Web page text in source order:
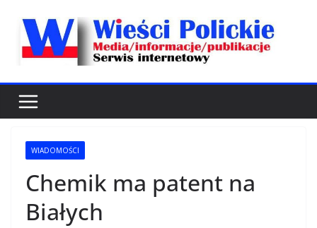
WIADOMOŚCI
Chemik ma patent na
Białych